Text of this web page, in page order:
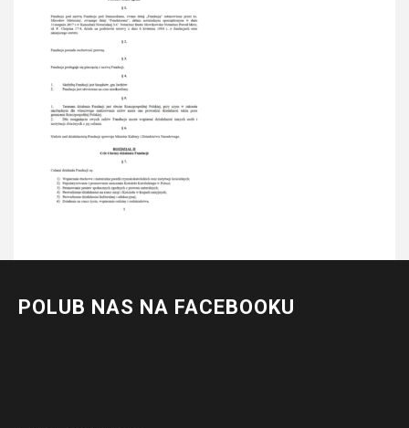
POLUB NAS NA FACEBOOKU